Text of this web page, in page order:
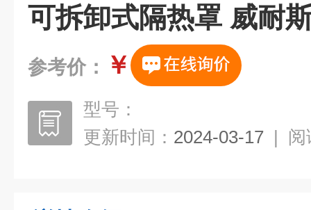
可拆卸式隔热罩 威耐
参考价： ￥
型号：
更新时间： 2024-03-17 | 阅